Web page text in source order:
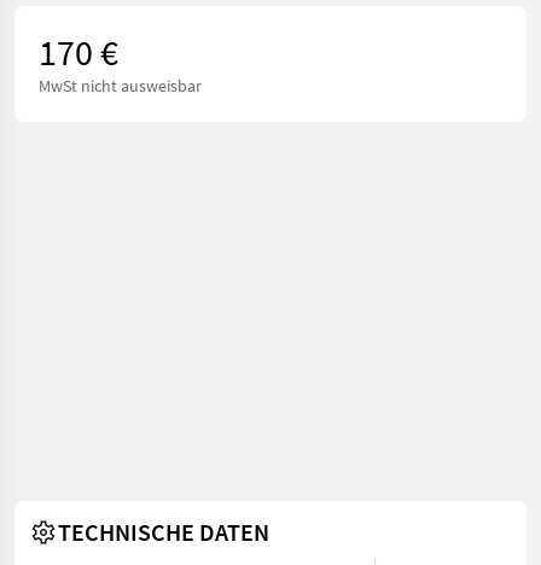
170 €
MwSt nicht ausweisbar
TECHNISCHE DATEN